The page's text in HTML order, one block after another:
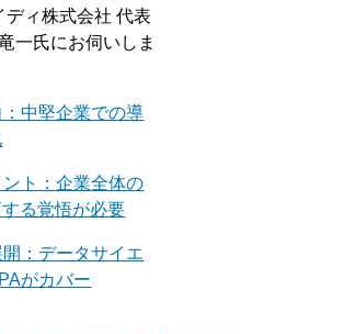
ディ株式会社 代表
一氏にお伺いしま
中堅企業での導
ト：企業全体の
る覚悟が必要
：データサイエ
がカバー